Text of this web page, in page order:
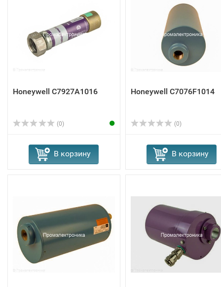
Honeywell C7927A1016
(0)
В корзину
Honeywell C7076F1014
(0)
В корзину